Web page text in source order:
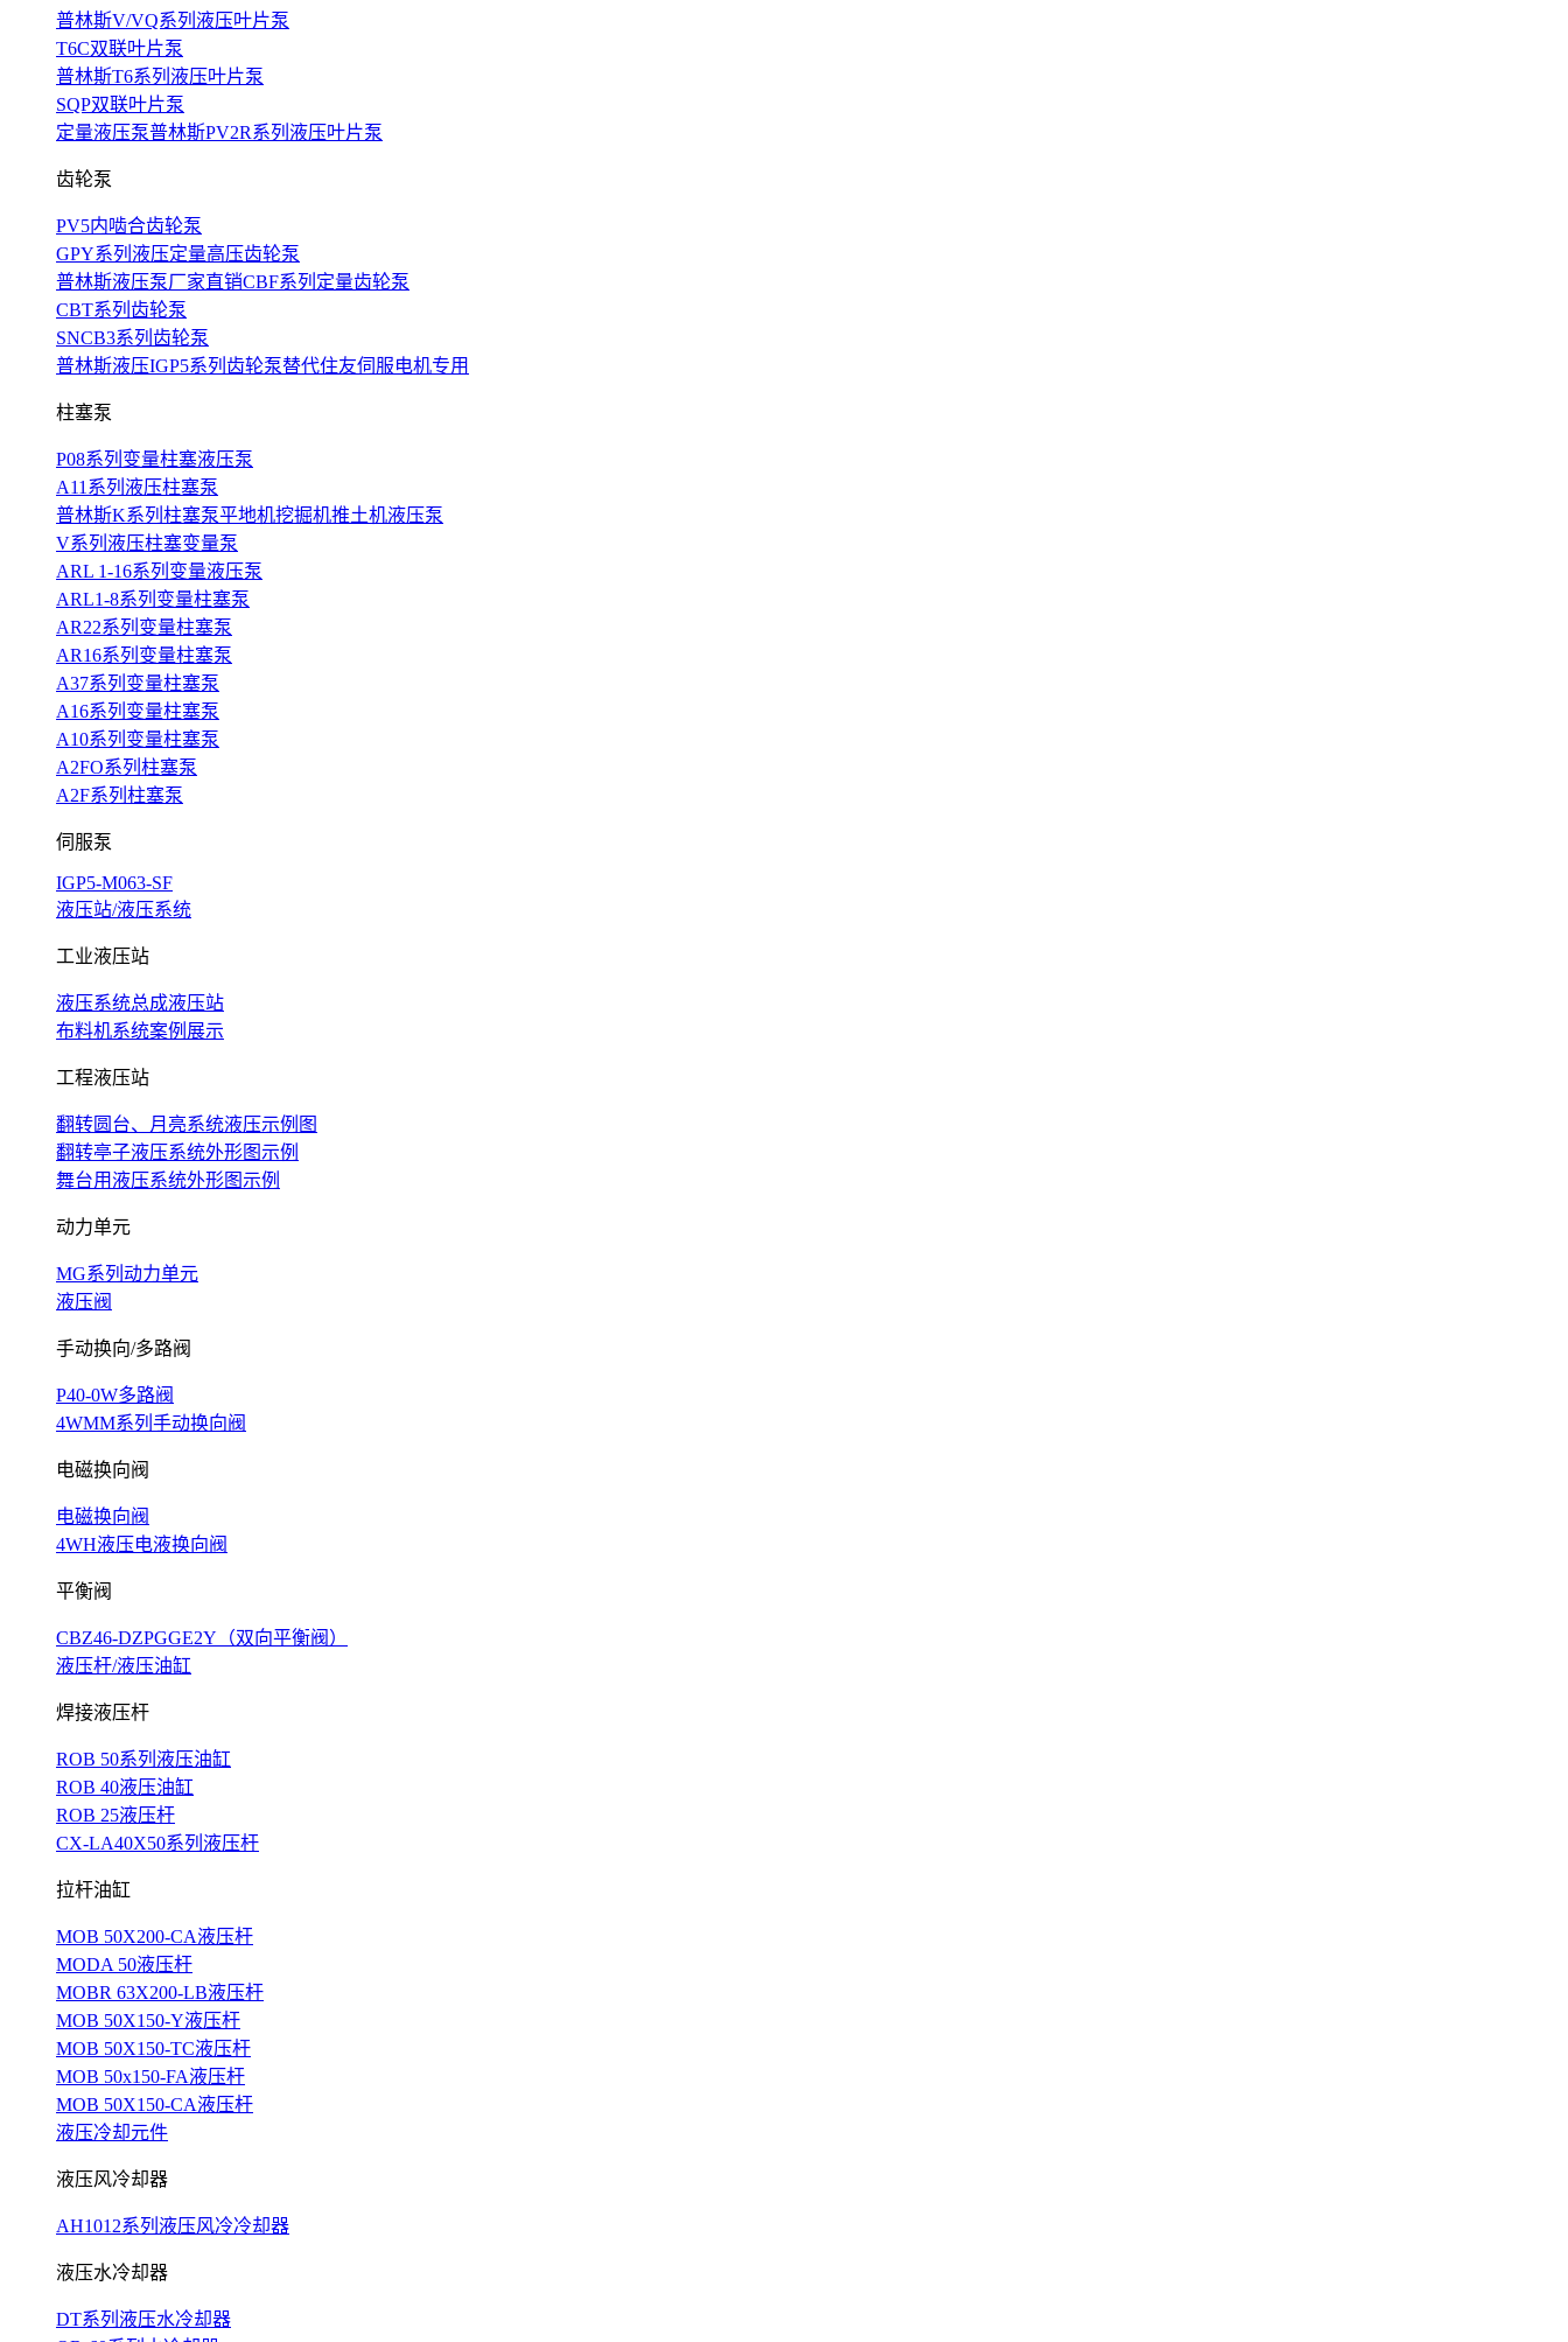
普林斯V/VQ系列液压叶片泵
T6C双联叶片泵
普林斯T6系列液压叶片泵
SQP双联叶片泵
定量液压泵普林斯PV2R系列液压叶片泵
齿轮泵
PV5内啮合齿轮泵
GPY系列液压定量高压齿轮泵
普林斯液压泵厂家直销CBF系列定量齿轮泵
CBT系列齿轮泵
SNCB3系列齿轮泵
普林斯液压IGP5系列齿轮泵替代住友伺服电机专用
柱塞泵
P08系列变量柱塞液压泵
A11系列液压柱塞泵
普林斯K系列柱塞泵平地机挖掘机推土机液压泵
V系列液压柱塞变量泵
ARL 1-16系列变量液压泵
ARL1-8系列变量柱塞泵
AR22系列变量柱塞泵
AR16系列变量柱塞泵
A37系列变量柱塞泵
A16系列变量柱塞泵
A10系列变量柱塞泵
A2FO系列柱塞泵
A2F系列柱塞泵
伺服泵
IGP5-M063-SF
液压站/液压系统
工业液压站
液压系统总成液压站
布料机系统案例展示
工程液压站
翻转圆台、月亮系统液压示例图
翻转亭子液压系统外形图示例
舞台用液压系统外形图示例
动力单元
MG系列动力单元
液压阀
手动换向/多路阀
P40-0W多路阀
4WMM系列手动换向阀
电磁换向阀
电磁换向阀
4WH液压电液换向阀
平衡阀
CBZ46-DZPGGE2Y（双向平衡阀）
液压杆/液压油缸
焊接液压杆
ROB 50系列液压油缸
ROB 40液压油缸
ROB 25液压杆
CX-LA40X50系列液压杆
拉杆油缸
MOB 50X200-CA液压杆
MODA 50液压杆
MOBR 63X200-LB液压杆
MOB 50X150-Y液压杆
MOB 50X150-TC液压杆
MOB 50x150-FA液压杆
MOB 50X150-CA液压杆
液压冷却元件
液压风冷却器
AH1012系列液压风冷冷却器
液压水冷却器
DT系列液压水冷却器